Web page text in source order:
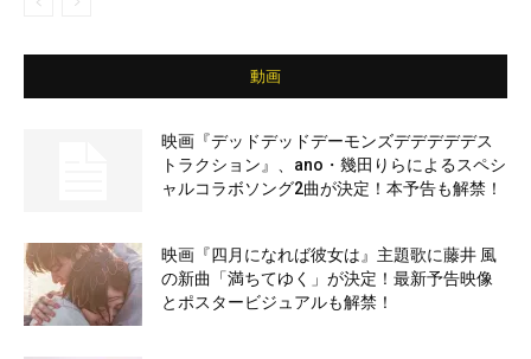
動画
映画『デッドデッドデーモンズデデデデデス
トラクション』、ano・幾田りらによるスペシ
ャルコラボソング2曲が決定！本予告も解禁！
映画『四月になれば彼女は』主題歌に藤井 風
の新曲「満ちてゆく」が決定！最新予告映像
とポスタービジュアルも解禁！